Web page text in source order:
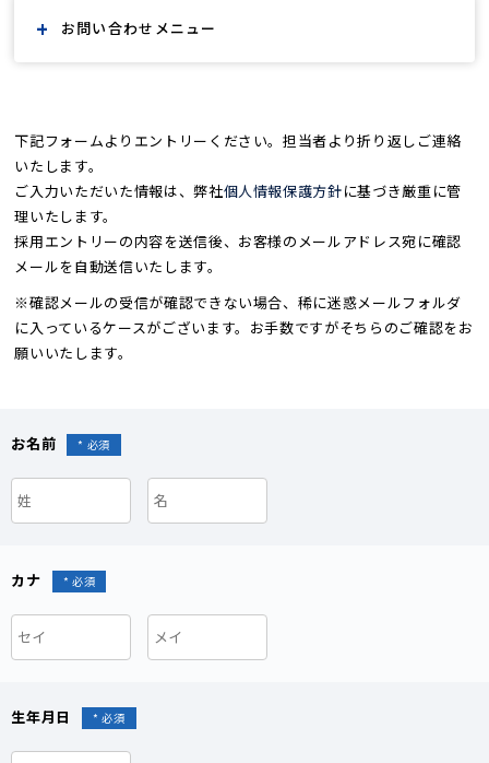
お問い合わせ
下記フォームよりエントリーください。担当者より折り返しご連絡
いたします。
ご入力いただいた情報は、弊社個人情報保護方針に基づき厳重に管
理いたします。
採用エントリーの内容を送信後、お客様のメールアドレス宛に確認
メールを自動送信いたします。
※確認メールの受信が確認できない場合、稀に迷惑メールフォルダ
に入っているケースがございます。お手数ですがそちらのご確認をお
願いいたします。
お名前
カナ
生年月日